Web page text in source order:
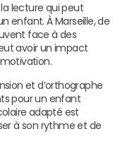
lecture qui peut
enfant. À Marseille, de
face à des
avoir un impact
et d’orthographe
pour un enfant
adapté est
à son rythme et de